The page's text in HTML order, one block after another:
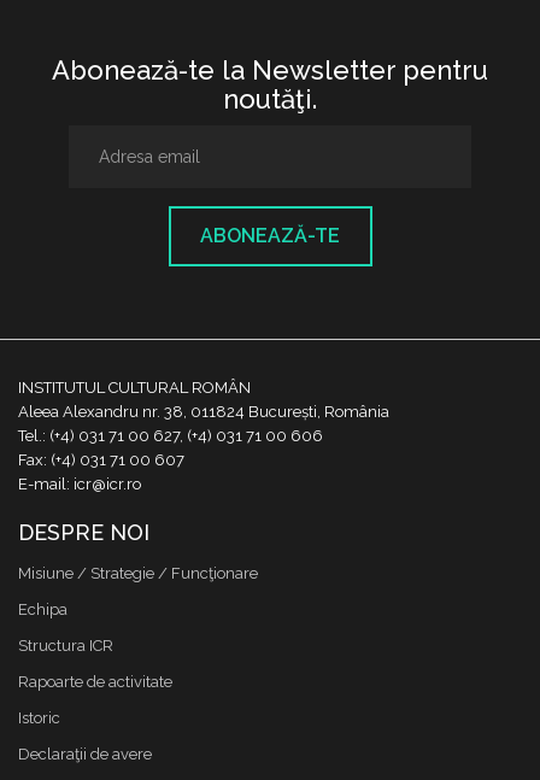
Abonează-te la Newsletter pentru
noutăţi.
ABONEAZĂ-TE
INSTITUTUL CULTURAL ROMÂN
Aleea Alexandru nr. 38, 011824 București, România
Tel.: (+4) 031 71 00 627, (+4) 031 71 00 606
Fax: (+4) 031 71 00 607
E-mail: icr@icr.ro
DESPRE NOI
Misiune / Strategie / Funcţionare
Echipa
Structura ICR
Rapoarte de activitate
Istoric
Declaraţii de avere